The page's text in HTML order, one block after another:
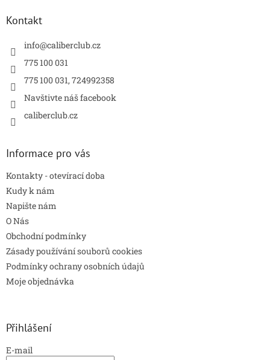
Kontakt
info@caliberclub.cz
775 100 031
775 100 031, 724992358
Navštivte náš facebook
caliberclub.cz
Informace pro vás
Kontakty - otevírací doba
Kudy k nám
Napište nám
O Nás
Obchodní podmínky
Zásady používání souborů cookies
Podmínky ochrany osobních údajů
Moje objednávka
Přihlášení
E-mail